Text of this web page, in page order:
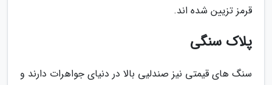
قرمز تزیین شده اند.
پلاک سنگی
سنگ های قیمتی نیز صندلیی بالا در دنیای جواهرات دارند و